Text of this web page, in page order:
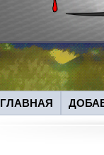
ГЛАВНАЯ